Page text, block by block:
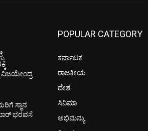
ವಿಜಯೇಂದ್ರ
ಸ್ಥಾನ
ಭರವಸೆ
POPULAR CATEGORY
ಕರ್ನಾಟಕ
ರಾಜಕೀಯ
ದೇಶ
ಸಿನಿಮಾ
ಅಭಿಮನ್ಯು